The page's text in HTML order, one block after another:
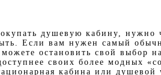
душевую кабину, нужно
Если вам нужен самый
остановить свой выбор
своих более модных
кабина или душевой